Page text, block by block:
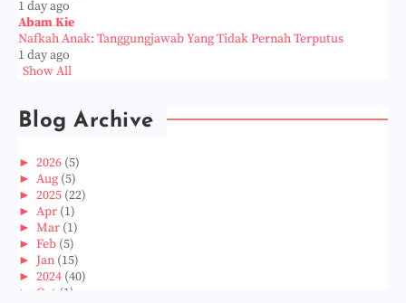
1 day ago
Abam Kie
Nafkah Anak: Tanggungjawab Yang Tidak Pernah Terputus
1 day ago
Show All
Blog Archive
► 2026 (5)
► Aug (5)
► 2025 (22)
► Apr (1)
► Mar (1)
► Feb (5)
► Jan (15)
► 2024 (40)
► Oct (1)